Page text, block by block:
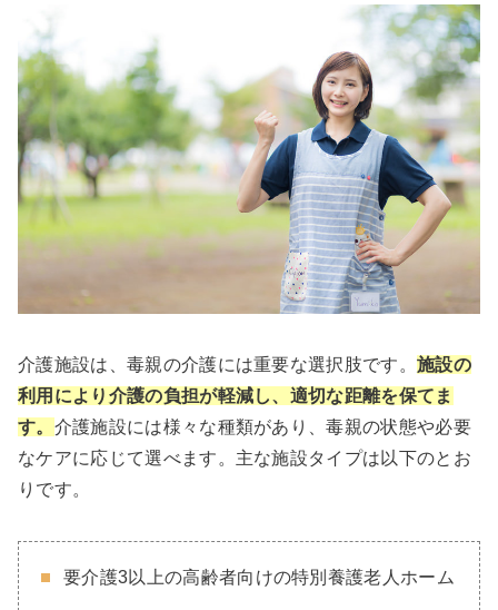
介護施設は、毒親の介護には重要な選択肢です。施設の
利用により介護の負担が軽減し、適切な距離を保てま
す。 介護施設には様々な種類があり、毒親の状態や必要
なケアに応じて選べます。主な施設タイプは以下のとお
りです。
要介護3以上の高齢者向けの特別養護老人ホーム